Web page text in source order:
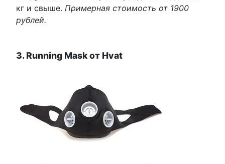
кг и свыше. Примерная стоимость от 1900
рублей.
3. Running Mask от Hvat